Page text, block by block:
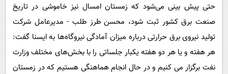
سیاست خارجی
حتی پیش بینی می‌شود که زمستان امسال نیز خاموشی در تاریخ
صنعت برق کشور ثبت شود، محسن طرز طلب - مدیرعامل شرکت
تولید نیروی برق حرارتی درباره میزان آمادگی نیروگاه‌ها به ایسنا گفت:
هر هفته و یا هر دو هفته یکبار جلساتی را با بخش‌های مختلف وزارت
نفت برگزار می کنیم و در حال انجام هماهنگی هستیم که در زمستان